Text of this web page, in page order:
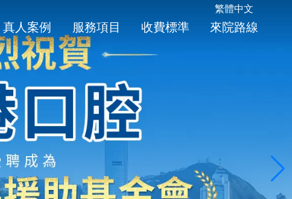
繁體中文
真人案例 服務項目 收費標準 來院路線